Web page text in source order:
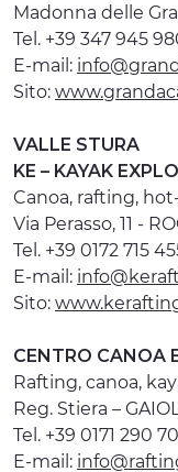
Madonna delle
Tel. +39 347 945
E-mail:
Sito:
VALLE STURA
KE – KAYAK
Canoa, rafting,
Via Perasso, 11 -
Tel. +39 0172 715
E-mail:
Sito:
CENTRO CANOA
Rafting, canoa,
Reg. Stiera –
Tel. +39 0171 290
E-mail: